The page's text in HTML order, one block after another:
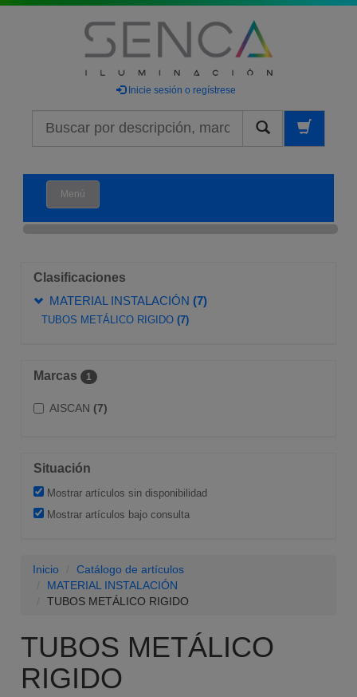
Inicie sesión o regístrese
Buscar
Menú
Clasificaciones
MATERIAL INSTALACIÓN(7)
TUBOS METÁLICO RIGIDO(7)
Marcas 1
AISCAN (7)
Situación
Mostrar artículos sin disponibilidad
Mostrar artículos bajo consulta
Inicio
Catálogo de artículos
MATERIAL INSTALACIÓN
TUBOS METÁLICO RIGIDO
TUBOS METÁLICO
RIGIDO